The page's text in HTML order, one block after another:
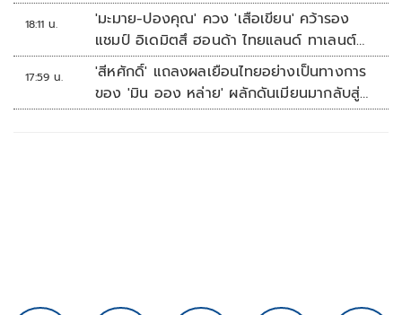
18:11 น.
'มะมาย-ปองคุณ' ควง 'เสือเขียน' คว้ารอง
แชมป์ อิเดมิตสึ ฮอนด้า ไทยแลนด์ ทาเลนต์
คัพ สนาม 3
17:59 น.
'สีหศักดิ์' แถลงผลเยือนไทยอย่างเป็นทางการ
ของ 'มิน ออง หล่าย' ผลักดันเมียนมากลับสู่
อาเซียน